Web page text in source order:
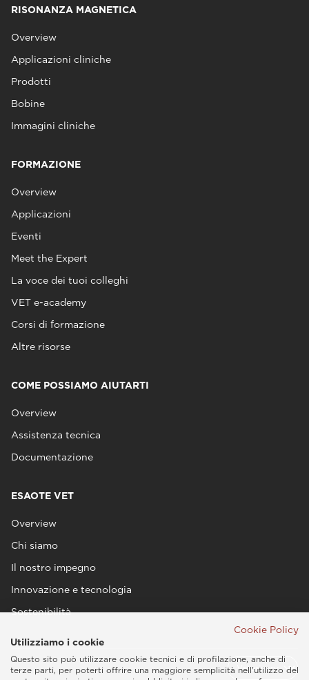
RISONANZA MAGNETICA
Overview
Applicazioni cliniche
Prodotti
Bobine
Immagini cliniche
FORMAZIONE
Overview
Applicazioni
Eventi
Meet the Expert
La voce dei tuoi colleghi
VET e-academy
Corsi di formazione
Altre risorse
COME POSSIAMO AIUTARTI
Overview
Assistenza tecnica
Documentazione
ESAOTE VET
Overview
Chi siamo
Il nostro impegno
Innovazione e tecnologia
Sostenibilità
Cookie Policy
Utilizziamo i cookie
Questo sito può utilizzare cookie tecnici e di profilazione, anche di
terze parti, per poterti offrire una maggiore semplicità nell'utilizzo del